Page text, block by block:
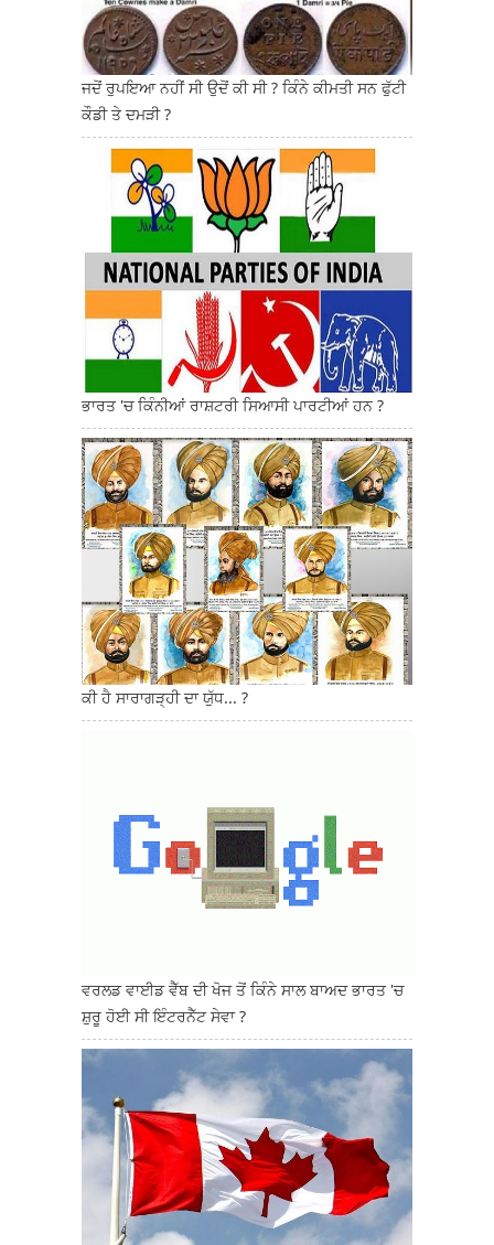
ਜਦੋਂ ਰੁਪਇਆ ਨਹੀਂ ਸੀ ਉਦੋਂ ਕੀ ਸੀ ? ਕਿੰਨੇ ਕੀਮਤੀ ਸਨ ਫੁੱਟੀ
ਕੌਡੀ ਤੇ ਦਮੜੀ ?
ਭਾਰਤ 'ਚ ਕਿੰਨੀਆਂ ਰਾਸ਼ਟਰੀ ਸਿਆਸੀ ਪਾਰਟੀਆਂ ਹਨ ?
ਕੀ ਹੈ ਸਾਰਾਗੜ੍ਹੀ ਦਾ ਯੁੱਧ... ?
ਵਰਲਡ ਵਾਈਡ ਵੈੱਬ ਦੀ ਖੋਜ ਤੋਂ ਕਿੰਨੇ ਸਾਲ ਬਾਅਦ ਭਾਰਤ 'ਚ
ਸ਼ੁਰੂ ਹੋਈ ਸੀ ਇੰਟਰਨੈੱਟ ਸੇਵਾ ?